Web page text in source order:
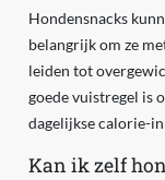
Hondensnacks
belangrijk om ze
leiden tot
goede vuistregel is
dagelijkse calorie-
Kan ik zelf